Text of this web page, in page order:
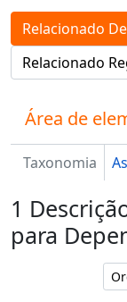
Relacionado
Relacionado
Área de
Taxonomia
1
para